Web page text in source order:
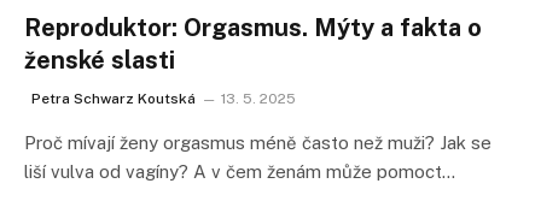
Reproduktor: Orgasmus. Mýty a fakta o
ženské slasti
Petra Schwarz Koutská 13. 5. 2025
Proč mívají ženy orgasmus méně často než muži? Jak se
liší vulva od vagíny? A v čem ženám může pomoct…